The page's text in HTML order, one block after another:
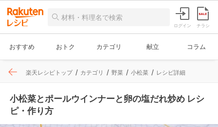
ログイン チラシ
おすすめ おトク カテゴリ 献立 コラム
楽天レシピトップ カテゴリ 野菜 小松菜 レシピ詳細
小松菜とポールウインナーと卵の塩だれ炒め レシ
ピ・作り方